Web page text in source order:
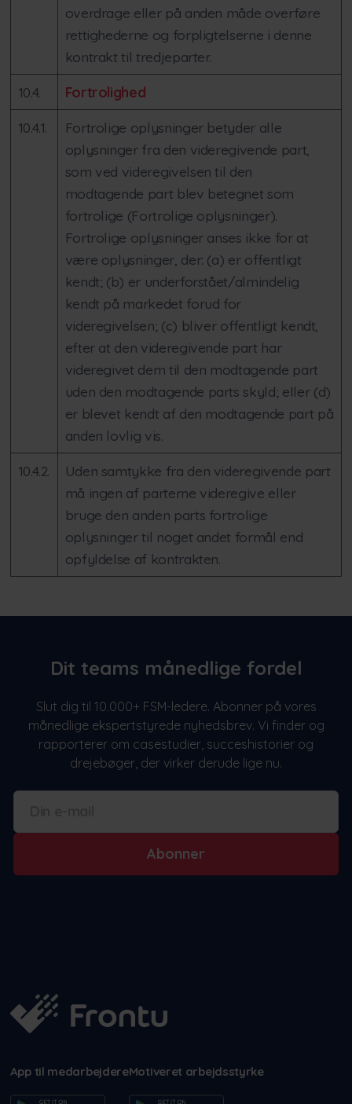
overdrage eller på anden måde overføre
rettighederne og forpligtelserne i denne
kontrakt til tredjeparter.
10.4. Fortrolighed
10.4.1.
Fortrolige oplysninger betyder alle
oplysninger fra den videregivende part,
som ved videregivelsen til den
modtagende part blev betegnet som
fortrolige (Fortrolige oplysninger).
Fortrolige oplysninger anses ikke for at
være oplysninger, der: (a) er offentligt
kendt; (b) er underforstået/almindelig
kendt på markedet forud for
videregivelsen; (c) bliver offentligt kendt,
efter at den videregivende part har
videregivet dem til den modtagende part
uden den modtagende parts skyld; eller (d)
er blevet kendt af den modtagende part på
anden lovlig vis.
10.4.2.
Uden samtykke fra den videregivende part
må ingen af parterne videregive eller
bruge den anden parts fortrolige
oplysninger til noget andet formål end
opfyldelse af kontrakten.
Dit teams månedlige fordel
Slut dig til 10.000+ FSM-ledere. Abonner på vores
månedlige ekspertstyrede nyhedsbrev. Vi finder og
rapporterer om casestudier, succeshistorier og
drejebøger, der virker derude lige nu.
Abonner
App til medarbejdereMotiveret arbejdsstyrke